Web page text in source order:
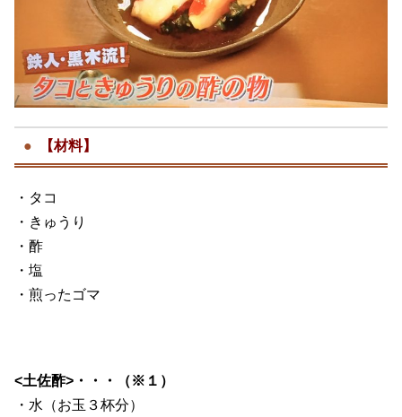
【材料】
・タコ
・きゅうり
・酢
・塩
・煎ったゴマ
<土佐酢>・・・（※１）
・水（お玉３杯分）